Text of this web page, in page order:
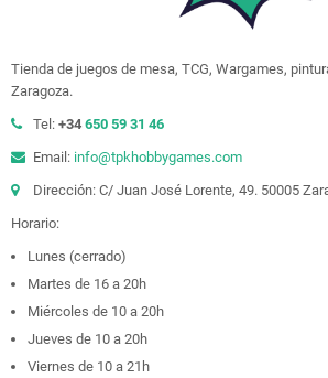
Tienda de juegos de mesa, TCG, Wargames,
Zaragoza.
Tel: +34 650 59 31 46
Email: info@tpkhobbygames.com
Dirección: C/ Juan José Lorente, 49. 50005
Horario:
Lunes (cerrado)
Martes de 16 a 20h
Miércoles de 10 a 20h
Jueves de 10 a 20h
Viernes de 10 a 21h